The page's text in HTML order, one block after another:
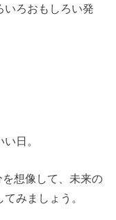
いろおもしろい発
日。
想像して、未来の
みましょう。